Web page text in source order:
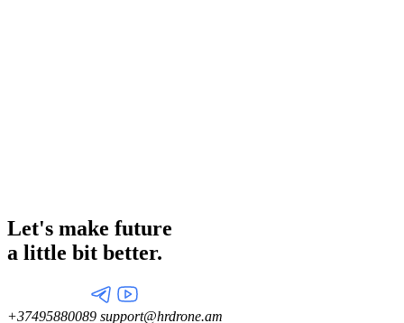
Let's make future
a little bit better.
+37495880089 support@hrdrone.am